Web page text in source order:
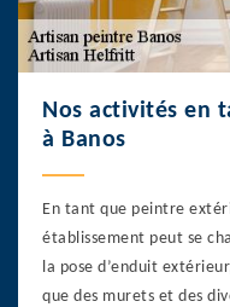
Nos activités en
à Banos
En tant que peintre
établissement peut se
la pose d’enduit
que des murets et des